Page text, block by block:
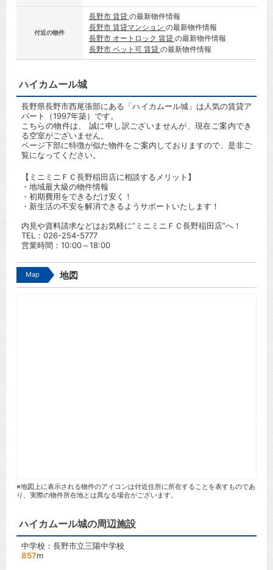
付近の物件
長野市 賃貸 の最新物件情報
長野市 賃貸マンション の最新物件情報
長野市 オートロック 賃貸 の最新物件情報
長野市 ペット可 賃貸 の最新物件情報
ハイカムール城
長野県長野市西尾張部にある「ハイカムール城」は人気の賃貸ア
パート（1997年築）です。
こちらの物件は、 誠に申し訳ございませんが、現在ご案内でき
る空室がございません。
ページ下部に特徴が似た物件をご案内しておりますので、是非ご
覧になってください。
【ミニミニＦＣ長野稲田店に相談するメリット】
・地域最大級の物件情報
・初期費用をできるだけ安く！
・新生活の不安を解消できるようサポートいたします！
内見や資料請求などはお気軽に”ミニミニＦＣ長野稲田店”へ！
TEL： 026-254-5777
営業時間：10:00～18:00
Map 地図
※地図上に表示される物件のアイコンは付近住所に所在することを表すものであ
り、実際の物件所在地とは異なる場合がございます。
ハイカムール城の周辺施設
中学校：長野市立三陽中学校
857m